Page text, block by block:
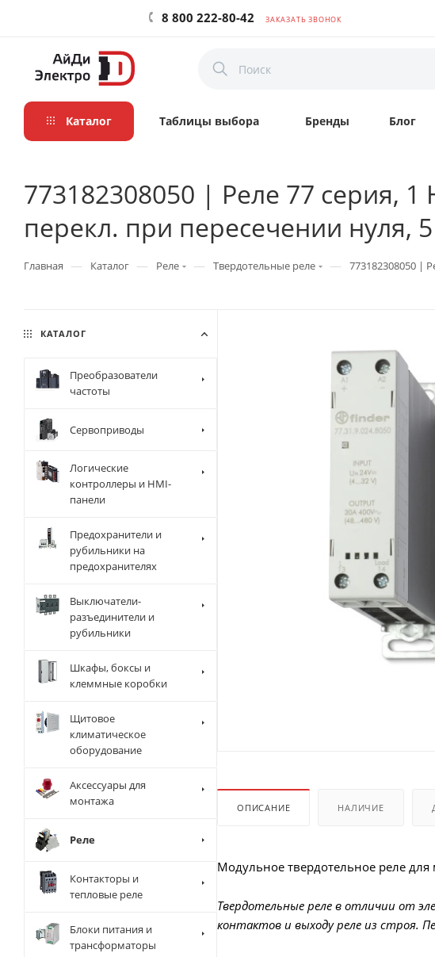
8 800 222-80-42 ЗАКАЗАТЬ ЗВОНОК
Каталог Таблицы выбора Бренды Блог
773182308050 | Реле 77 серия, 1
перекл. при пересечении нуля,
Главная — Каталог — Реле — Твердотельные реле — 773182308050 |
ОПИСАНИЕ НАЛИЧИЕ
Модульное твердотельное реле
Твердотельные реле в отличии от
контактов и выходу реле из строя.
КАТАЛОГ
Преобразователи
частоты
Сервоприводы
Логические
контроллеры и HMI-
панели
Предохранители и
рубильники на
предохранителях
Выключатели-
разъединители и
рубильники
Шкафы, боксы и
клеммные коробки
Щитовое
климатическое
оборудование
Аксессуары для
монтажа
Реле
Контакторы и
тепловые реле
Блоки питания и
трансформаторы